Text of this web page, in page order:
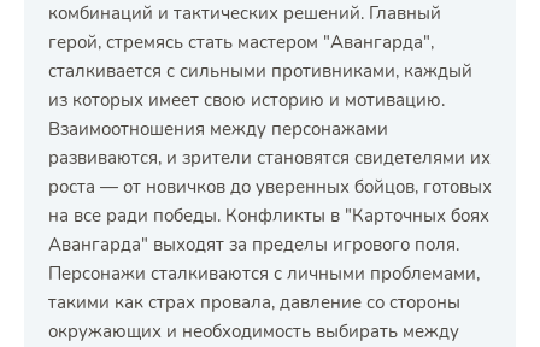
комбинаций и тактических решений. Главный
герой, стремясь стать мастером "Авангарда",
сталкивается с сильными противниками, каждый
из которых имеет свою историю и мотивацию.
Взаимоотношения между персонажами
развиваются, и зрители становятся свидетелями их
роста — от новичков до уверенных бойцов, готовых
на все ради победы. Конфликты в "Карточных боях
Авангарда" выходят за пределы игрового поля.
Персонажи сталкиваются с личными проблемами,
такими как страх провала, давление со стороны
окружающих и необходимость выбирать между